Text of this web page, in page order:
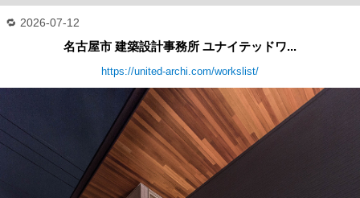
2026-07-12
名古屋市 建築設計事務所 ユナイテッドワ...
https://united-archi.com/workslist/